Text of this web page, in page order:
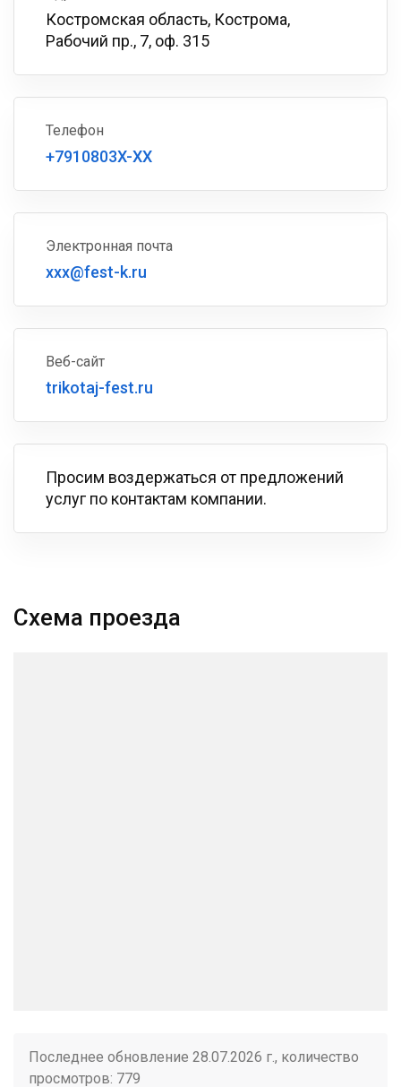
Костромская область, Кострома,
Рабочий пр., 7, оф. 315
Телефон
+7910803X-XX
Электронная почта
xxx@fest-k.ru
Веб-сайт
trikotaj-fest.ru
Просим воздержаться от предложений
услуг по контактам компании.
Схема проезда
Последнее обновление 28.07.2026 г., количество
просмотров: 779